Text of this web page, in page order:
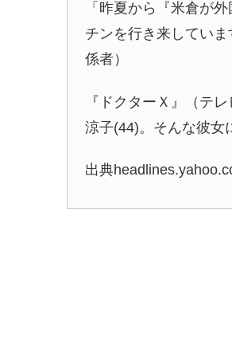
「昨夏から『米倉が
チンを行き来してい
係者）
『ドクターＸ』（テ
涼子(44)。そんな彼女
出典